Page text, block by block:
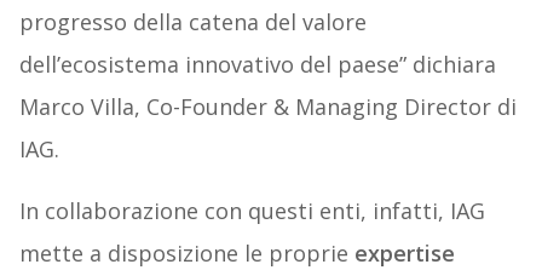
progresso della catena del valore
dell’ecosistema innovativo del paese” dichiara
Marco Villa, Co-Founder & Managing Director di
IAG.
In collaborazione con questi enti, infatti, IAG
mette a disposizione le proprie expertise